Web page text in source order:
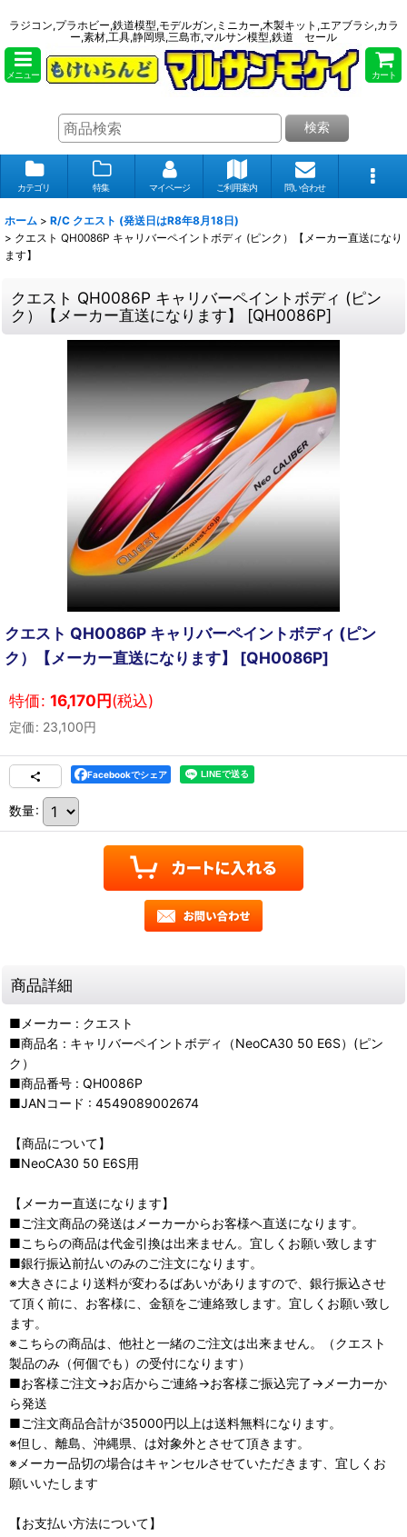
ラジコン,プラホビー,鉄道模型,モデルガン,ミニカー,木製キット,エアブラシ,カラ
ー,素材,工具,静岡県,三島市,マルサン模型,鉄道 セール
メニュー カート
検索
カテゴリ 特集 マイページ ご利用案内 問い合わせ
ホーム > R/C クエスト (発送日はR8年8月18日)
> クエスト QH0086P キャリバーペイントボディ (ピンク）【メーカー直送になり
ます】
クエスト QH0086P キャリバーペイントボディ (ピン
ク）【メーカー直送になります】 [QH0086P]
クエスト QH0086P キャリバーペイントボディ (ピン
ク）【メーカー直送になります】 [QH0086P]
特価: 16,170円(税込)
定価: 23,100円
Facebookでシェア
数量:
商品詳細
■メーカー : クエスト
■商品名 : キャリバーペイントボディ（NeoCA30 50 E6S）(ピン
ク）
■商品番号 : QH0086P
■JANコード : 4549089002674
【商品について】
■NeoCA30 50 E6S用
【メーカー直送になります】
■ご注文商品の発送はメーカーからお客様ヘ直送になります。
■こちらの商品は代金引換は出来ません。宜しくお願い致します
■銀行振込前払いのみのご注文になります。
※大きさにより送料が変わるばあいがありますので、銀行振込させ
て頂く前に、お客様に、金額をご連絡致します。宜しくお願い致し
ます。
※こちらの商品は、他社と一緒のご注文は出来ません。（クエスト
製品のみ（何個でも）の受付になります）
■お客様ご注文→お店からご連絡→お客様ご振込完了→メー力ーか
ら発送
■ご注文商品合計が35000円以上は送料無料になります。
※但し、離島、沖縄県、は対象外とさせて頂きます。
※メーカー品切の場合はキャンセルさせていただきます、宜しくお
願いいたします
【お支払い方法について】